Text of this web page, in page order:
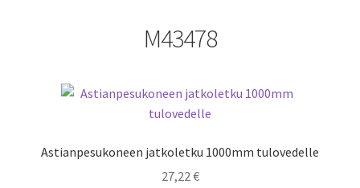
Asiakaspalvelu
M43478
Astianpesukoneen jatkoletku 1000mm tulovedelle
27,22€